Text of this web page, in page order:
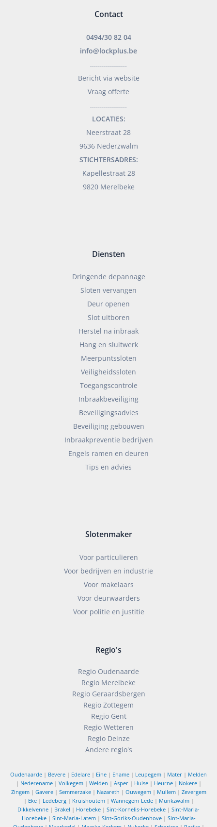
Contact
0494/30 82 04
info@lockplus.be
Bericht via website
Vraag offerte
LOCATIES:
Neerstraat 28
9636 Nederzwalm
STICHTERSADRES:
Kapellestraat 28
9820 Merelbeke
Diensten
Dringende depannage
Sloten vervangen
Deur openen
Slot uitboren
Herstel na inbraak
Hang en sluitwerk
Meerpuntssloten
Veiligheidssloten
Toegangscontrole
Inbraakbeveiliging
Beveiligingsadvies
Beveiliging gebouwen
Inbraakpreventie bedrijven
Engels ramen en deuren
Tips en advies
Slotenmaker
Voor particulieren
Voor bedrijven en industrie
Voor makelaars
Voor deurwaarders
Voor politie en justitie
Regio's
Regio Oudenaarde
Regio Merelbeke
Regio Geraardsbergen
Regio Zottegem
Regio Gent
Regio Wetteren
Regio Deinze
Andere regio's
Oudenaarde | Bevere | Edelare | Eine | Ename | Leupegem | Mater | Melden
| Nederename| Volkegem| Welden | Asper| Huise| Heurne| Nokere|
Zingem| Gavere| Semmerzake| Nazareth | Ouwegem| Mullem| Zevergem
| Eke| Ledeberg| Kruishoutem| Wannegem-Lede| Munkzwalm|
Dikkelvenne | Brakel | Horebeke | Sint-Kornelis-Horebeke | Sint-Maria-
Horebeke| Sint-Maria-Latem| Sint-Goriks-Oudenhove| Sint-Maria-